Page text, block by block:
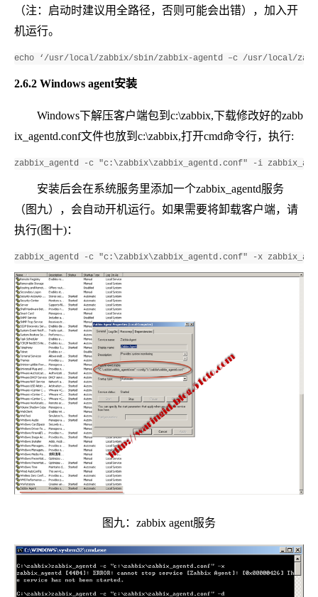
（注：启动时建议用全路径，否则可能会出错），加入开
机运行。
echo ‘/usr/local/zabbix/sbin/zabbix-agentd –c /usr/local/
2.6.2 Windows agent安装
Windows下解压客户端包到c:\zabbix,下载修改好的zabb
ix_agentd.conf文件也放到c:\zabbix,打开cmd命令行，执行:
zabbix_agentd -c "c:\zabbix\zabbix_agentd.conf" -i
安装后会在系统服务里添加一个zabbix_agentd服务
（图九），会自动开机运行。如果需要将卸载客户端，请
执行(图十)：
zabbix_agentd -c "c:\zabbix\zabbix_agentd.conf" -x
图九：zabbix agent服务